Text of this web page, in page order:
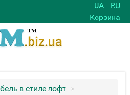
UA
RU
Корзина
в стиле лофт >